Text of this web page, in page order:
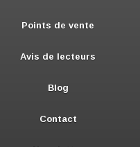
Points de vente
Avis de lecteurs
Blog
Contact